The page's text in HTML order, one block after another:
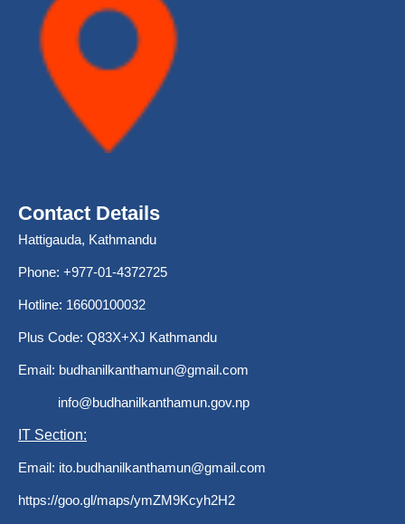
Contact Details
Hattigauda, Kathmandu
Phone: +977-01-4372725
Hotline: 16600100032
Plus Code: Q83X+XJ Kathmandu
Email: budhanilkanthamun@gmail.com
info@budhanilkanthamun.gov.np
IT Section:
Email: ito.budhanilkanthamun@gmail.com
https://goo.gl/maps/ymZM9Kcyh2H2